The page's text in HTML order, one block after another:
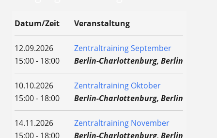
Datum/Zeit Veranstaltung
12.09.2026
15:00 - 18:00
Zentraltraining September
Berlin-Charlottenburg, Berlin
10.10.2026
15:00 - 18:00
Zentraltraining Oktober
Berlin-Charlottenburg, Berlin
14.11.2026
15:00 - 18:00
Zentraltraining November
Berlin-Charlottenburg, Berlin